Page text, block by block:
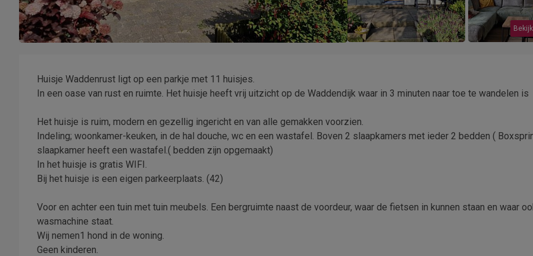
Huisje Waddenrust ligt op een parkje met 11 huisjes.
In een oase van rust en ruimte. Het huisje heeft vrij uitzicht op de Waddendijk waar in 3 minuten naar toe te wandelen is
Het huisje is ruim, modern en gezellig ingericht en van alle gemakken voorzien.
Indeling; woonkamer-keuken, in de hal douche, wc en een wastafel. Boven 2 slaapkamers met ieder 2 bedden (
slaapkamer heeft een wastafel.( bedden zijn opgemaakt)
In het huisje is gratis WIFI.
Bij het huisje is een eigen parkeerplaats. (42)
Voor en achter een tuin met tuin meubels. Een bergruimte naast de voordeur, waar de fietsen in kunnen staan en waar
wasmachine staat.
Wij nemen1 hond in de woning.
Geen kinderen.